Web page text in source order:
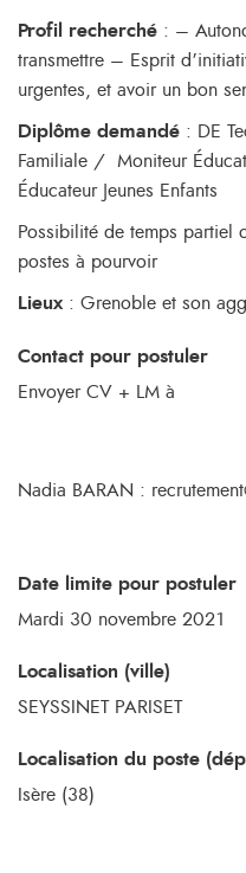
Profil recherché : –
transmettre – Esprit
urgentes, et avoir un bon
Diplôme demandé : DE
Familiale / Moniteur
Éducateur Jeunes Enfants
Possibilité de temps partiel
postes à pourvoir
Lieux : Grenoble et son
Contact pour postuler
Envoyer CV + LM à
Nadia BARAN :
Date limite pour postuler
Mardi 30 novembre 2021
Localisation (ville)
SEYSSINET PARISET
Localisation du poste
Isère (38)